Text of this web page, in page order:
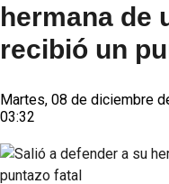
hermana de
recibió un
Martes, 08 de diciembre
03:32